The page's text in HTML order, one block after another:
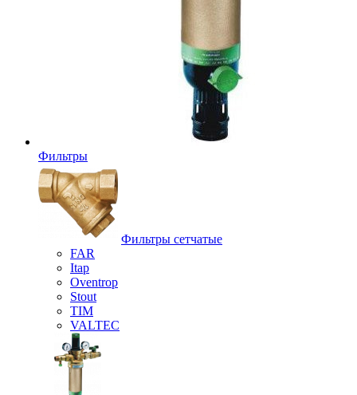
Фильтры
Фильтры сетчатые
FAR
Itap
Oventrop
Stout
TIM
VALTEC